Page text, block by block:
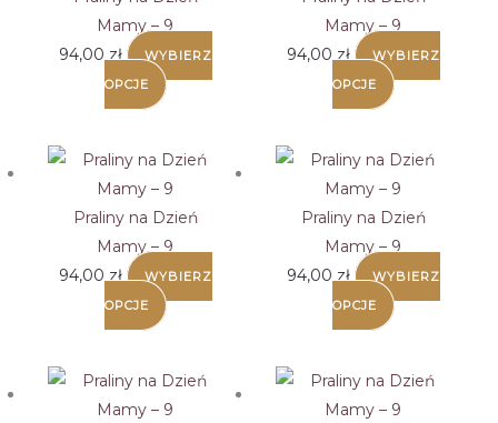
Mamy – 9
94,00 zł
WYBIERZ
OPCJE
Mamy – 9
94,00 zł
WYBIERZ
OPCJE
Praliny na Dzień
Mamy – 9
94,00 zł
WYBIERZ
OPCJE
Praliny na Dzień
Mamy – 9
94,00 zł
WYBIERZ
OPCJE